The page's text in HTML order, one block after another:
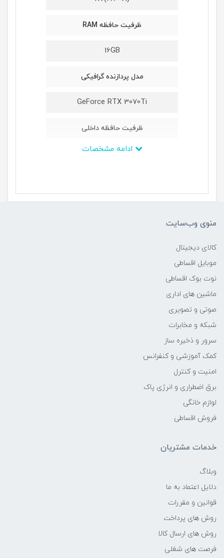
ظرفیت حافظه RAM
16GB
مدل پردازنده گرافیکی
GeForce RTX 3070Ti
ظرفیت حافظه داخلی
1TB
394*264*25 میلیمتر
محدوده سرعت پردازنده
منوی وب‌سایت
کالای دیجیتال
موبایل اقساطی
نوت بوک اقساطی
ماشین های اداری
صوتی و تصویری
شبکه و مخابرات
سرور و ذخیره ساز
کمک آموزشی و کنفرانس
امنیت و کنترل
برق اضطراری و انرژی پاک
لوازم خانگی
فروش اقساطی
خدمات مشتریان
وبلاگ
دلایل اعتماد به ما
قوانین و مقررات
روش های پرداخت
روش های ارسال کالا
فرصت های شغلی